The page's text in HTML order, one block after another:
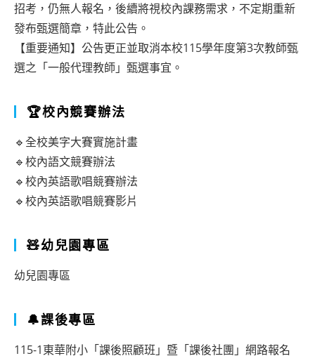
招考，仍無人報名，後續將視校內課務需求，不定期重新
發布甄選簡章，特此公告。
【重要通知】公告更正並取消本校115學年度第3次教師甄
選之「一般代理教師」甄選事宜。
🏆校內競賽辦法
🔹全校美字大賽實施計畫
🔹校內語文競賽辦法
🔹校內英語歌唱競賽辦法
🔹校內英語歌唱競賽影片
🧸幼兒園專區
幼兒園專區
🔔課後專區
115-1東華附小「課後照顧班」暨「課後社團」網路報名